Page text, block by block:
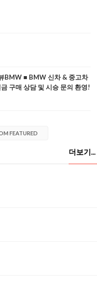
BMW ■ BMW 신차 & 중고차
구매 상담 및 시승 문의 환영!
FEATURED
더보기...